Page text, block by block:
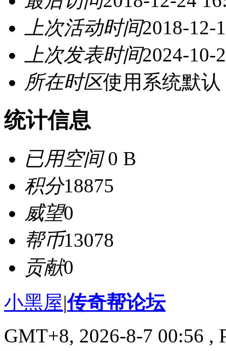
上次活动时间2018-12-
上次发表时间2024-10-
所在时区使用系统默认
统计信息
已用空间0 B
积分18875
威望0
帮币13078
贡献0
小黑屋|传奇帮论坛
GMT+8, 2026-8-7 00:56 ,